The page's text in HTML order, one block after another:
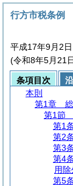
行方市税条例
平成17年9月2
(令和8年5月21
条項目次
本則
第1章
第1節
第1
第2
第3
第4
用
第5